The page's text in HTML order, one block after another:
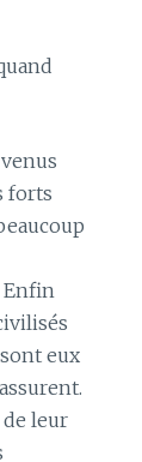
forts
Enfin
eux
de leur